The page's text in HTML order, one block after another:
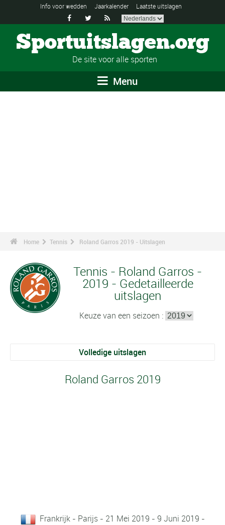
Info voor wedden Jaarkalender Laatste uitslagen
  
Sportuitslagen.org
De site voor alle sporten
Menu
Home Tennis Roland Garros 2019 - Uitslagen
Tennis - Roland Garros -
2019 - Gedetailleerde
uitslagen
Keuze van een seizoen :
Volledige uitslagen
Roland Garros 2019
Frankrijk - Parijs - 21 Mei 2019 - 9 Juni 2019 -